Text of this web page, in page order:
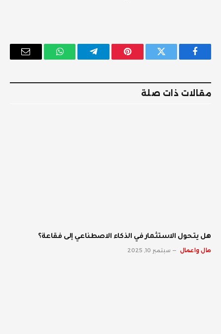
فيسبوك تويتر بينتيريستتيلقرام واتساب
البريد
مقالات ذات صلة
هل يتحول الاستثمار في الذكاء الاصطناعي إلى فقاعة؟
مال واعمال سبتمبر 10, 2025